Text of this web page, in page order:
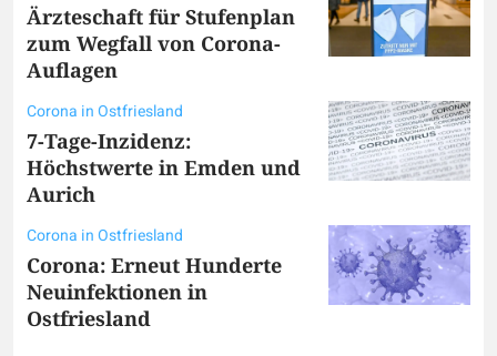
Ärzteschaft für Stufenplan
zum Wegfall von Corona-
Auflagen
Corona in Ostfriesland
7-Tage-Inzidenz:
Höchstwerte in Emden und
Aurich
Corona in Ostfriesland
Corona: Erneut Hunderte
Neuinfektionen in
Ostfriesland